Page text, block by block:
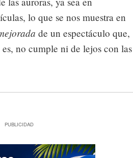
lo que se nos muestra en
de un espectáculo que,
no cumple ni de lejos con las
PUBLICIDAD